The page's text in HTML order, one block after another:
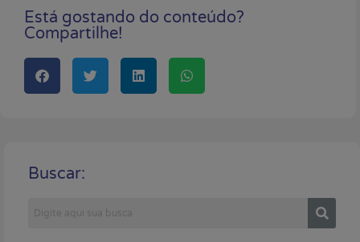
Está gostando do conteúdo?
Compartilhe!
Buscar: